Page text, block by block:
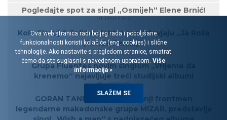
Pogledajte spot za singl „Osmijeh“ Elene Brnić!
21. LISTOPAD
Kolo Slavuj & Folklorelektro predstavjaju „Ja Roža
(TonZa Remix)“!
18. LISTOPAD
Grupa Fluentes novim singlom „Vrijeme da
krenemo“ najavljuje treći studijski album!
17. LISTOPAD
GORAN TANEVSKI - Nekadašnji frontmen
legendarne makedonske grupe MIZAR, predstavlja
Ova web stranica radi boljeg rada i poboljšane
funkcionalnosti koristi kolačiće (eng. cookies) i slične
tehnologije. Ako nastavite s pregledom stranice, smatrat
ćemo da ste suglasni s navedenom uporabom. Više
informacija »
SLAŽEM SE